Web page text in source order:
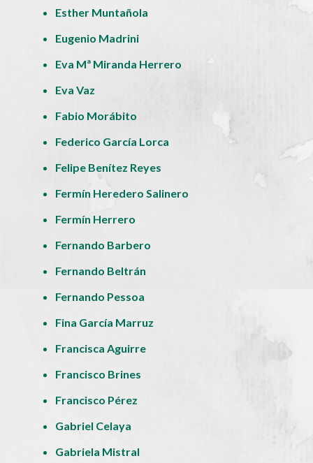
Esther Muntañola
Eugenio Madrini
Eva Mª Miranda Herrero
Eva Vaz
Fabio Morábito
Federico García Lorca
Felipe Benítez Reyes
Fermín Heredero Salinero
Fermín Herrero
Fernando Barbero
Fernando Beltrán
Fernando Pessoa
Fina García Marruz
Francisca Aguirre
Francisco Brines
Francisco Pérez
Gabriel Celaya
Gabriela Mistral